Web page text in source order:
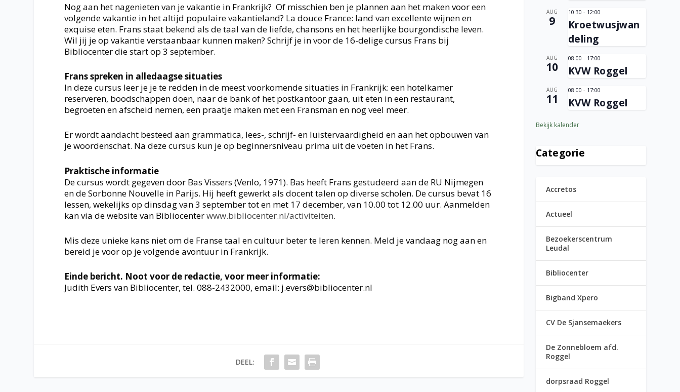
Nog aan het nagenieten van je vakantie in Frankrijk? Of misschien ben je plannen aan het maken voor een
volgende vakantie in het altijd populaire vakantieland? La douce France: land van excellente wijnen en
exquise eten. Frans staat bekend als de taal van de liefde, chansons en het heerlijke bourgondische leven.
Wil jij je op vakantie verstaanbaar kunnen maken? Schrijf je in voor de 16-delige cursus Frans bij
Bibliocenter die start op 3 september.
Frans spreken in alledaagse situaties
In deze cursus leer je je te redden in de meest voorkomende situaties in Frankrijk: een hotelkamer
reserveren, boodschappen doen, naar de bank of het postkantoor gaan, uit eten in een restaurant,
begroeten en afscheid nemen, een praatje maken met een Fransman en nog veel meer.
Er wordt aandacht besteed aan grammatica, lees-, schrijf- en luistervaardigheid en aan het opbouwen van
je woordenschat. Na deze cursus kun je op beginnersniveau prima uit de voeten in het Frans.
Praktische informatie
De cursus wordt gegeven door Bas Vissers (Venlo, 1971). Bas heeft Frans gestudeerd aan de RU Nijmegen
en de Sorbonne Nouvelle in Parijs. Hij heeft gewerkt als docent talen op diverse scholen. De cursus bevat 16
lessen, wekelijks op dinsdag van 3 september tot en met 17 december, van 10.00 tot 12.00 uur. Aanmelden
kan via de website van Bibliocenterwww.bibliocenter.nl/activiteiten.
Mis deze unieke kans niet om de Franse taal en cultuur beter te leren kennen. Meld je vandaag nog aan en
bereid je voor op je volgende avontuur in Frankrijk.
Einde bericht. Noot voor de redactie, voor meer informatie:
Judith Evers van Bibliocenter, tel. 088-2432000, email: j.evers@bibliocenter.nl
DEEL:
AUG
9
10:30 - 12:00
Kroetwusjwan
deling
AUG
10
08:00 - 17:00
KVW Roggel
AUG
11
08:00 - 17:00
KVW Roggel
Bekijk kalender
Categorie
Accretos
Actueel
Bezoekerscentrum
Leudal
Bibliocenter
Bigband Xpero
CV De Sjansemaekers
De Zonnebloem afd.
Roggel
dorpsraad Roggel